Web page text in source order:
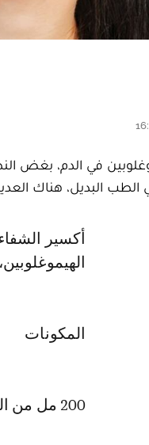
في الدم، بغض
في الطب البديل، هناك
المكونات
200 مل من العسل